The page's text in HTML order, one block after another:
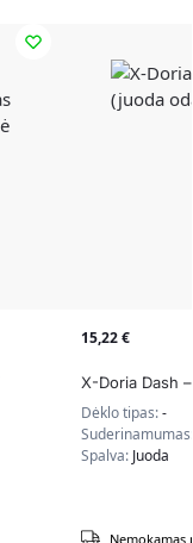
15,22€
X-Doria Dash
Dėklo tipas:-
Spalva: Juoda
Nemokamas